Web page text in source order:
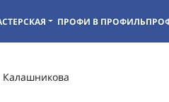
ПРОФИ В ПРОФИЛЬ
Калашникова